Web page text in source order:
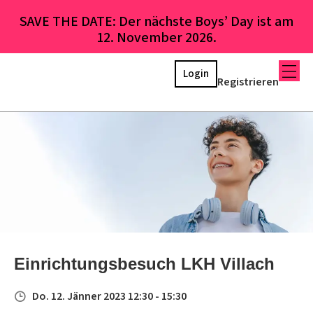
SAVE THE DATE: Der nächste Boys’ Day ist am
12. November 2026.
Registrieren
Login
Einrichtungsbesuch LKH Villach
Do. 12. Jänner 2023 12:30 - 15:30